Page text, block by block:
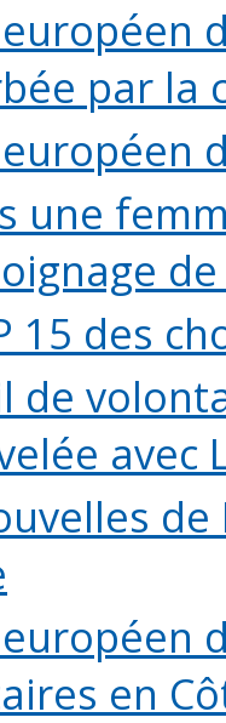
par la
une
de
15 des
de
avec
en